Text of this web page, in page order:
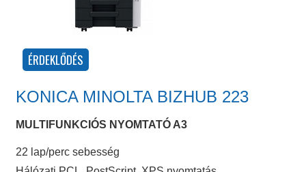
KONICA MINOLTA BIZHUB 223
MULTIFUNKCIÓS NYOMTATÓ A3
22 lap/perc sebesség